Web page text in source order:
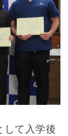
して入学後